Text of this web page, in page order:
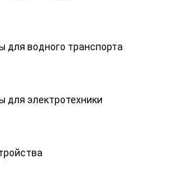
для водного транспорта
для электротехники